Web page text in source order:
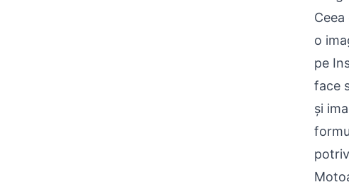
o
pe
face
și